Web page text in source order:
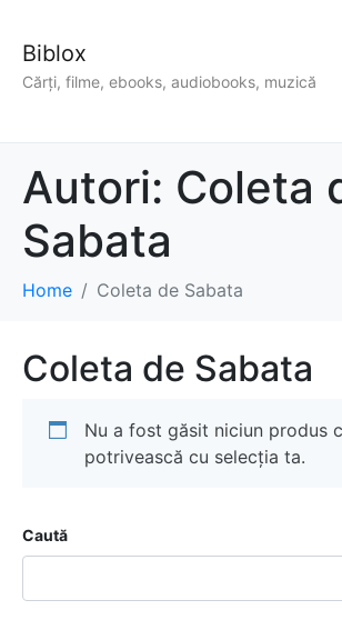
Biblox
Cărți, filme, ebooks, audiobooks, muzică
Autori: Coleta
Sabata
Home Coleta de Sabata
Coleta de Sabata
Nu a fost găsit niciun produs
potrivească cu selecția ta.
Caută